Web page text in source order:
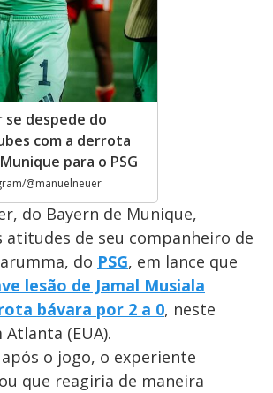
se despede do
com a derrota
para o PSG
@manuelneuer
do Bayern de Munique,
atitudes de seu companheiro de
do PSG, em lance que
lesão de Jamal Musiala
bávara por 2 a 0, neste
Atlanta (EUA).
o jogo, o experiente
que reagiria de maneira